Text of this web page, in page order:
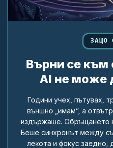
ЗАЩО
Върни се към
AI не може
Години учех, пътувах,
външно „имам“, а
издържаше. Обръщането
Беше синхронът между
лекота и фокус заедно,